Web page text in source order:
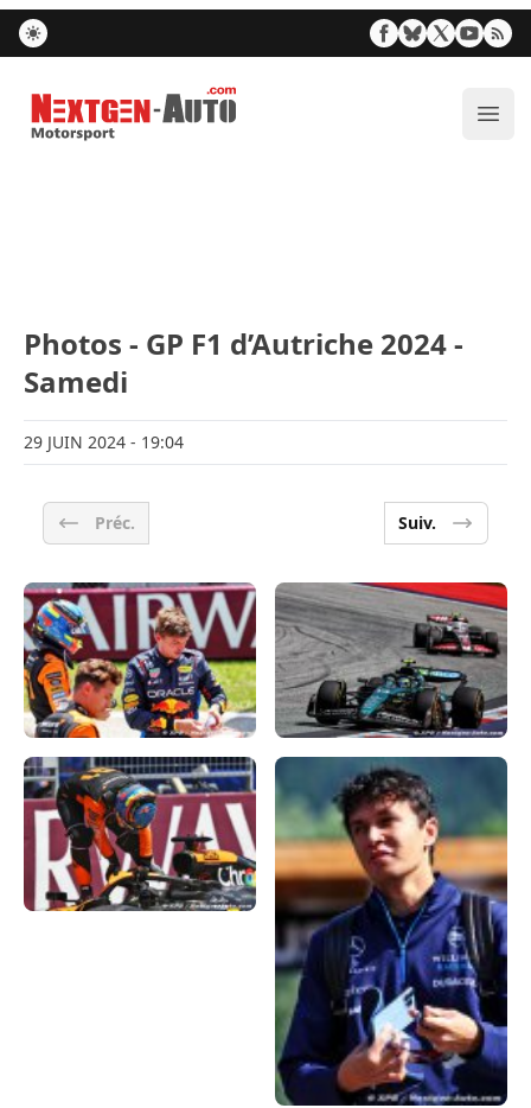
Nextgen-Auto.com
Photos - GP F1 d’Autriche 2024 -
Samedi
29 JUIN 2024 - 19:04
Préc. Suiv.